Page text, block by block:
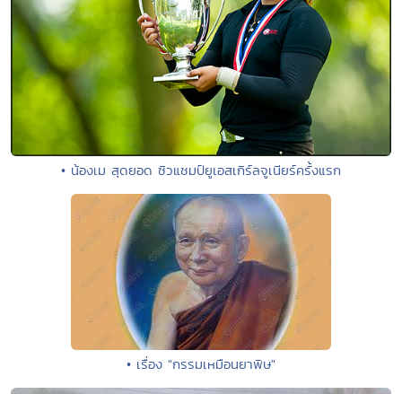
• น้องเม สุดยอด ซิวแชมป์ยูเอสเกิร์ลจูเนียร์ครั้งแรก
• เรื่อง "กรรมเหมือนยาพิษ"